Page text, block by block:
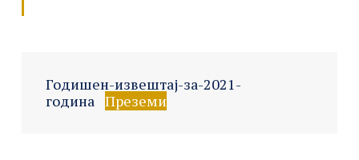
Годишен-извештај-за-2021-
година Преземи